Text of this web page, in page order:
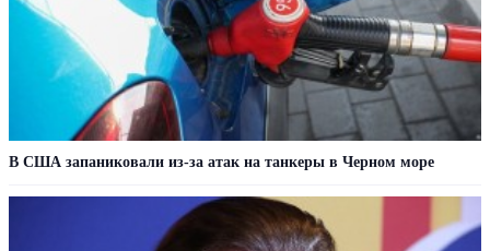
В США запаниковали из-за атак на танкеры в Черном море